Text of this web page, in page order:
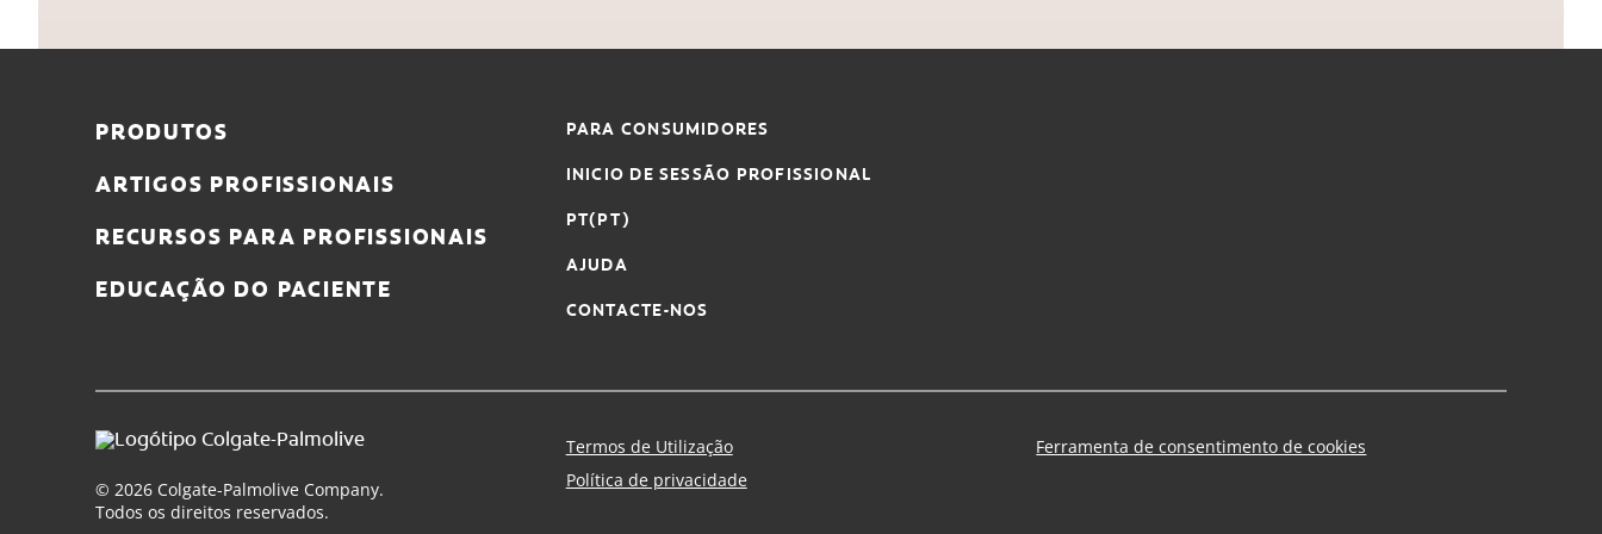
PRODUTOS
ARTIGOS PROFISSIONAIS
RECURSOS PARA PROFISSIONAIS
EDUCAÇÃO DO PACIENTE
PARA CONSUMIDORES
INICIO DE SESSÃO PROFISSIONAL
PT(PT)
AJUDA
CONTACTE-NOS
© 2026 Colgate-Palmolive Company.
Todos os direitos reservados.
Termos de Utilização
Política de privacidade
Ferramenta de consentimento de cookies